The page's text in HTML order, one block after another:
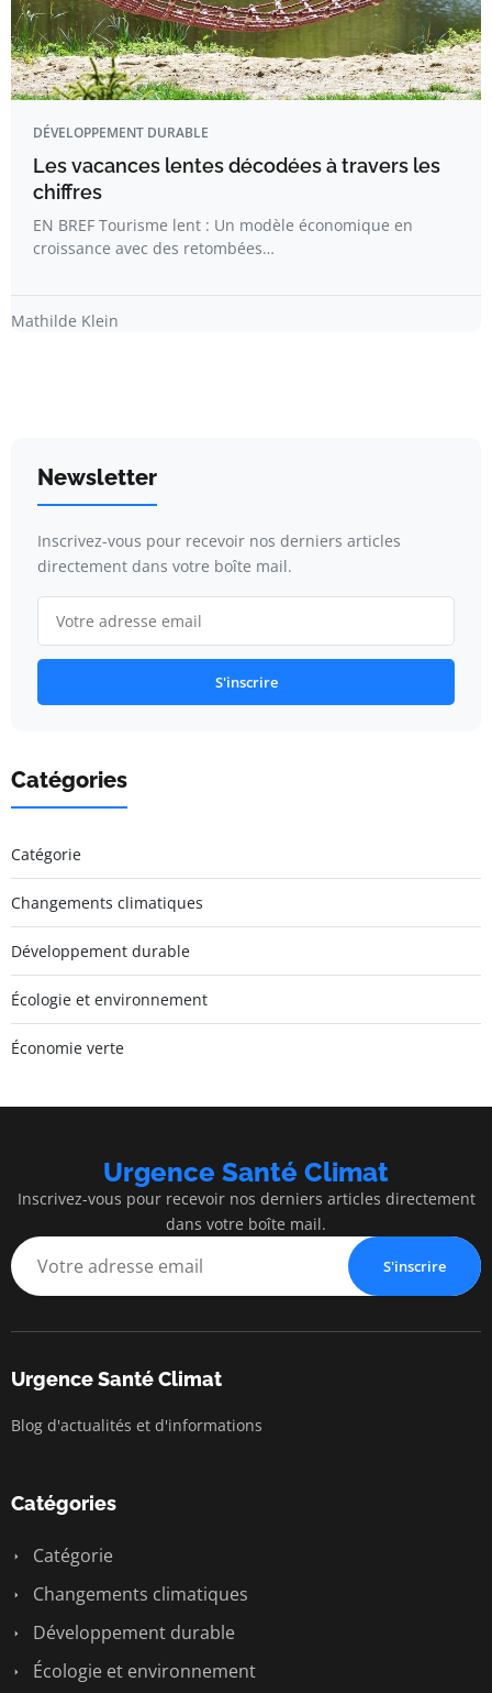
DÉVELOPPEMENT DURABLE
Les vacances lentes décodées à travers les
chiffres
EN BREF Tourisme lent : Un modèle économique en
croissance avec des retombées…
Mathilde Klein
Newsletter
Inscrivez-vous pour recevoir nos derniers articles
directement dans votre boîte mail.
S'inscrire
Catégories
Catégorie
Changements climatiques
Développement durable
Écologie et environnement
Économie verte
Urgence Santé Climat
Inscrivez-vous pour recevoir nos derniers articles directement
dans votre boîte mail.
S'inscrire
Urgence Santé Climat
Blog d'actualités et d'informations
Catégories
Catégorie
Changements climatiques
Développement durable
Écologie et environnement